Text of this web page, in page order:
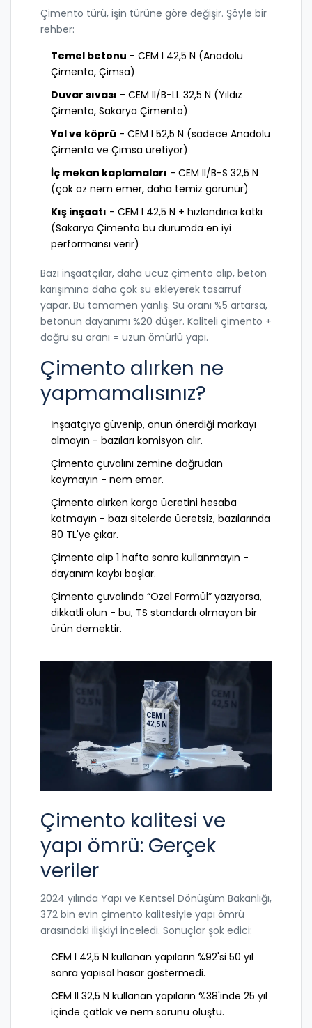
Çimento türü, işin türüne göre değişir. Şöyle bir
rehber:
Temel betonu - CEM I 42,5 N (Anadolu
Çimento, Çimsa)
Duvar sıvası - CEM II/B-LL 32,5 N (Yıldız
Çimento, Sakarya Çimento)
Yol ve köprü - CEM I 52,5 N (sadece Anadolu
Çimento ve Çimsa üretiyor)
İç mekan kaplamaları - CEM II/B-S 32,5 N
(çok az nem emer, daha temiz görünür)
Kış inşaatı - CEM I 42,5 N + hızlandırıcı katkı
(Sakarya Çimento bu durumda en iyi
performansı verir)
Bazı inşaatçılar, daha ucuz çimento alıp, beton
karışımına daha çok su ekleyerek tasarruf
yapar. Bu tamamen yanlış. Su oranı %5 artarsa,
betonun dayanımı %20 düşer. Kaliteli çimento +
doğru su oranı = uzun ömürlü yapı.
Çimento alırken ne
yapmamalısınız?
İnşaatçıya güvenip, onun önerdiği markayı
almayın - bazıları komisyon alır.
Çimento çuvalını zemine doğrudan
koymayın - nem emer.
Çimento alırken kargo ücretini hesaba
katmayın - bazı sitelerde ücretsiz, bazılarında
80 TL'ye çıkar.
Çimento alıp 1 hafta sonra kullanmayın -
dayanım kaybı başlar.
Çimento çuvalında “Özel Formül” yazıyorsa,
dikkatli olun - bu, TS standardı olmayan bir
ürün demektir.
Çimento kalitesi ve
yapı ömrü: Gerçek
veriler
2024 yılında Yapı ve Kentsel Dönüşüm Bakanlığı,
372 bin evin çimento kalitesiyle yapı ömrü
arasındaki ilişkiyi inceledi. Sonuçlar şok edici:
CEM I 42,5 N kullanan yapıların %92'si 50 yıl
sonra yapısal hasar göstermedi.
CEM II 32,5 N kullanan yapıların %38'inde 25 yıl
içinde çatlak ve nem sorunu oluştu.